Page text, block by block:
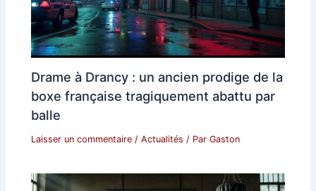
Drame à Drancy : un ancien prodige de la
boxe française tragiquement abattu par
balle
Laisser un commentaire /Actualités / ParGaston